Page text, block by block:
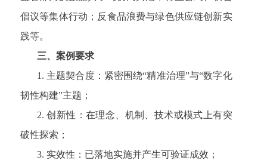
倡议等集体行动；反食品浪费与绿色供应链创新实
践等。
三、案例要求
1. 主题契合度：紧密围绕“精准治理”与“数字化
韧性构建”主题；
2. 创新性：在理念、机制、技术或模式上有突
破性探索；
3. 实效性：已落地实施并产生可验证成效；